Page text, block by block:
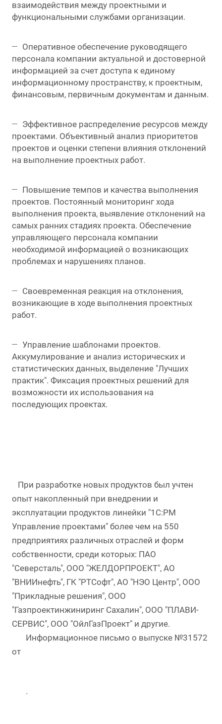
взаимодействия между проектными и
функциональными службами организации.
Оперативное обеспечение руководящего
персонала компании актуальной и достоверной
информацией за счет доступа к единому
информационному пространству, к проектным,
финансовым, первичным документам и данным.
Эффективное распределение ресурсов между
проектами. Объективный анализ приоритетов
проектов и оценки степени влияния отклонений
на выполнение проектных работ.
Повышение темпов и качества выполнения
проектов. Постоянный мониторинг хода
выполнения проекта, выявление отклонений на
самых ранних стадиях проекта. Обеспечение
управляющего персонала компании
необходимой информацией о возникающих
проблемах и нарушениях планов.
Своевременная реакция на отклонения,
возникающие в ходе выполнения проектных
работ.
Управление шаблонами проектов.
Аккумулирование и анализ исторических и
статистических данных, выделение "Лучших
практик". Фиксация проектных решений для
возможности их использования на
последующих проектах.
При разработке новых продуктов был учтен
опыт накопленный при внедрении и
эксплуатации продуктов линейки "1С:PM
Управление проектами" более чем на 550
предприятиях различных отраслей и форм
собственности, среди которых: ПАО
"Северсталь", ООО "ЖЕЛДОРПРОЕКТ", АО
"ВНИИнефть", ГК "РТСофт", АО "НЭО Центр", ООО
"Прикладные решения", ООО
"Газпроектинжиниринг Сахалин", ООО "ПЛАВИ-
СЕРВИС", ООО "ОйлГазПроект" и другие.
Информационное письмо о выпуске №31572
от
.